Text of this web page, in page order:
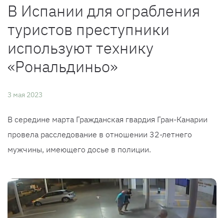
В Испании для ограбления
туристов преступники
используют технику
«Рональдиньо»
3 мая 2023
В середине марта Гражданская гвардия Гран-Канарии
провела расследование в отношении 32-летнего
мужчины, имеющего досье в полиции.